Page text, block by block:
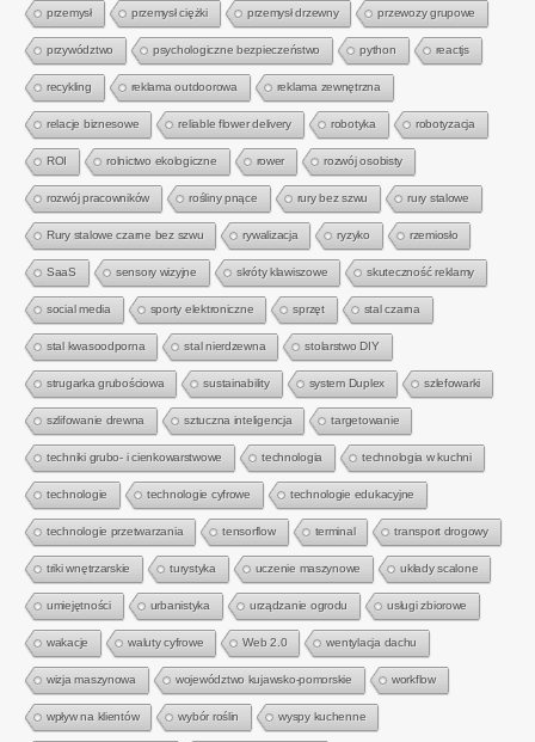
przemysł przemysł ciężki przemysł drzewny przewozy grupowe
przywództwo psychologiczne bezpieczeństwo python reactjs
recykling reklama outdoorowa reklama zewnętrzna
relacje biznesowe reliable flower delivery robotyka robotyzacja
ROI rolnictwo ekologiczne rower rozwój osobisty
rozwój pracowników rośliny pnące rury bez szwu rury stalowe
Rury stalowe czarne bez szwu rywalizacja ryzyko rzemiosło
SaaS sensory wizyjne skróty klawiszowe skuteczność reklamy
social media sporty elektroniczne sprzęt stal czarna
stal kwasoodporna stal nierdzewna stolarstwo DIY
strugarka grubościowa sustainability system Duplex szlefowarki
szlifowanie drewna sztuczna inteligencja targetowanie
techniki grubo- i cienkowarstwowe technologia technologia w kuchni
technologie technologie cyfrowe technologie edukacyjne
technologie przetwarzania tensorflow terminal transport drogowy
triki wnętrzarskie turystyka uczenie maszynowe układy scalone
umiejętności urbanistyka urządzanie ogrodu usługi zbiorowe
wakacje waluty cyfrowe Web 2.0 wentylacja dachu
wizja maszynowa województwo kujawsko-pomorskie workflow
wpływ na klientów wybór roślin wyspy kuchenne